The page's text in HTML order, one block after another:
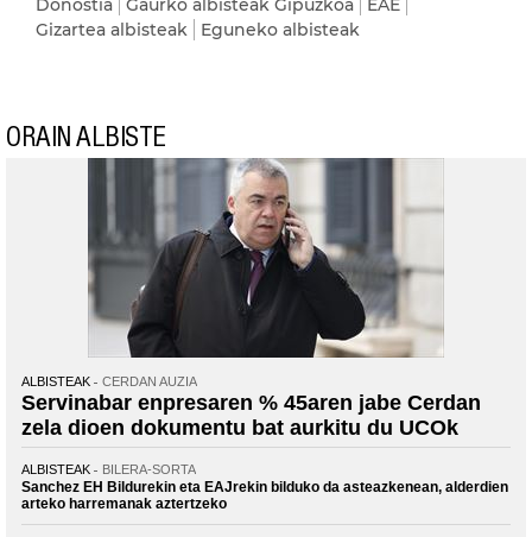
Gizartea albisteak
Eguneko albisteak
ORAIN ALBISTE
ALBISTEAK CERDAN AUZIA
Servinabar enpresaren % 45aren jabe Cerdan
zela dioen dokumentu bat aurkitu du UCOk
ALBISTEAK BILERA-SORTA
Sanchez EH Bildurekin eta EAJrekin bilduko da asteazkenean, alderdien
arteko harremanak aztertzeko